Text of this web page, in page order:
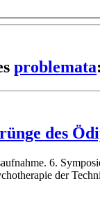
problemata:
des
6.
der